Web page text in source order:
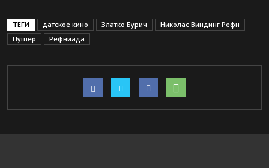
ТЕГИ датское кино Златко Бурич
Николас Виндинг Рефн
Пушер
Рефниада